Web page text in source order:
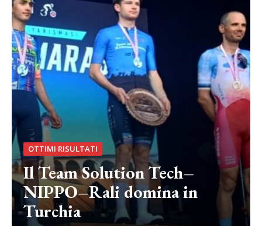
OTTIMI RISULTATI
Il Team Solution Tech–
NIPPO–Rali domina in
Turchia